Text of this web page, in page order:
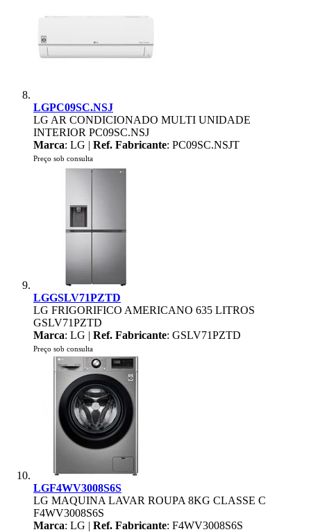
LGPC09SC.NSJ
LG AR CONDICIONADO MULTI UNIDADE
INTERIOR PC09SC.NSJ
Marca: LG | Ref. Fabricante: PC09SC.NSJT
Preço sob consulta
LGGSLV71PZTD
LG FRIGORIFICO AMERICANO 635 LITROS
GSLV71PZTD
Marca: LG | Ref. Fabricante: GSLV71PZTD
Preço sob consulta
LGF4WV3008S6S
LG MAQUINA LAVAR ROUPA 8KG CLASSE C
F4WV3008S6S
Marca: LG | Ref. Fabricante: F4WV3008S6S